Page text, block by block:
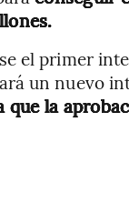
el primer
un nuevo
que la